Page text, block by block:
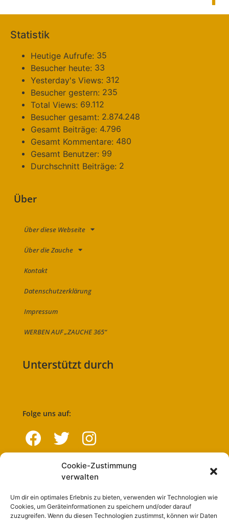
Cookie-Zustimmung
verwalten
Um dir ein optimales Erlebnis zu bieten, verwenden wir Technologien wie
Cookies, um Geräteinformationen zu speichern und/oder darauf
zuzugreifen. Wenn du diesen Technologien zustimmst, können wir Daten
Statistik
Heutige Aufrufe: 35
Besucher heute: 33
Yesterday's Views: 312
Besucher gestern: 235
Total Views: 69.112
Besucher gesamt: 2.874.248
Gesamt Beiträge: 4.796
Gesamt Kommentare: 480
Gesamt Benutzer: 99
Durchschnitt Beiträge: 2
Über
Über diese Webseite
Über die Zauche
Kontakt
Datenschutzerklärung
Impressum
WERBEN AUF „ZAUCHE 365“
Unterstützt durch
Folge uns auf:
Navigation
Start
Nutzungsbedingungen